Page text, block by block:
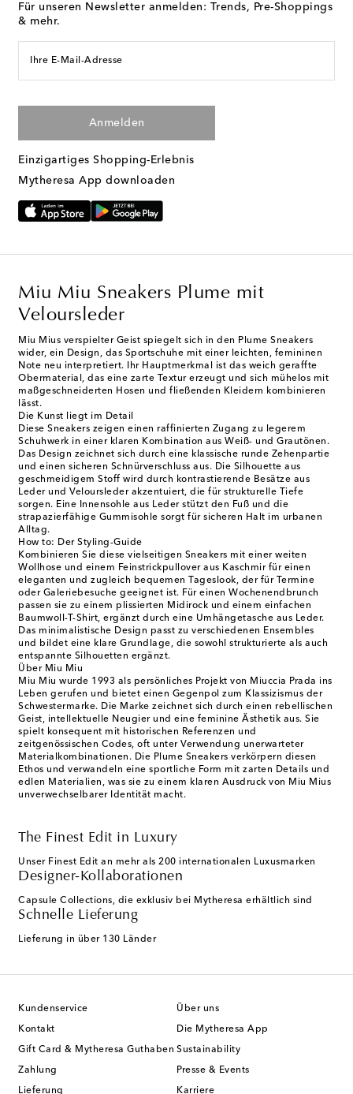
Für unseren Newsletter anmelden: Trends, Pre-Shoppings
& mehr.
Ihre E-Mail-Adresse
Anmelden
Einzigartiges Shopping-Erlebnis
Mytheresa App downloaden
Miu Miu Sneakers Plume mit
Veloursleder
Miu Mius verspielter Geist spiegelt sich in den Plume Sneakers
wider, ein Design, das Sportschuhe mit einer leichten, femininen
Note neu interpretiert. Ihr Hauptmerkmal ist das weich geraffte
Obermaterial, das eine zarte Textur erzeugt und sich mühelos mit
maßgeschneiderten Hosen und fließenden Kleidern kombinieren
lässt.
Die Kunst liegt im Detail
Diese Sneakers zeigen einen raffinierten Zugang zu legerem
Schuhwerk in einer klaren Kombination aus Weiß- und Grautönen.
Das Design zeichnet sich durch eine klassische runde Zehenpartie
und einen sicheren Schnürverschluss aus. Die Silhouette aus
geschmeidigem Stoff wird durch kontrastierende Besätze aus
Leder und Veloursleder akzentuiert, die für strukturelle Tiefe
sorgen. Eine Innensohle aus Leder stützt den Fuß und die
strapazierfähige Gummisohle sorgt für sicheren Halt im urbanen
Alltag.
How to: Der Styling-Guide
Kombinieren Sie diese vielseitigen Sneakers mit einer weiten
Wollhose und einem Feinstrickpullover aus Kaschmir für einen
eleganten und zugleich bequemen Tageslook, der für Termine
oder Galeriebesuche geeignet ist. Für einen Wochenendbrunch
passen sie zu einem plissierten Midirock und einem einfachen
Baumwoll-T-Shirt, ergänzt durch eine Umhängetasche aus Leder.
Das minimalistische Design passt zu verschiedenen Ensembles
und bildet eine klare Grundlage, die sowohl strukturierte als auch
entspannte Silhouetten ergänzt.
Über Miu Miu
Miu Miu wurde 1993 als persönliches Projekt von Miuccia Prada ins
Leben gerufen und bietet einen Gegenpol zum Klassizismus der
Schwestermarke. Die Marke zeichnet sich durch einen rebellischen
Geist, intellektuelle Neugier und eine feminine Ästhetik aus. Sie
spielt konsequent mit historischen Referenzen und
zeitgenössischen Codes, oft unter Verwendung unerwarteter
Materialkombinationen. Die Plume Sneakers verkörpern diesen
Ethos und verwandeln eine sportliche Form mit zarten Details und
edlen Materialien, was sie zu einem klaren Ausdruck von Miu Mius
unverwechselbarer Identität macht.
The Finest Edit in Luxury
Unser Finest Edit an mehr als 200 internationalen Luxusmarken
Designer-Kollaborationen
Capsule Collections, die exklusiv bei Mytheresa erhältlich sind
Schnelle Lieferung
Lieferung in über 130 Länder
Kundenservice
Kontakt
Gift Card & Mytheresa Guthaben
Zahlung
Lieferung
Über uns
Die Mytheresa App
Sustainability
Presse & Events
Karriere